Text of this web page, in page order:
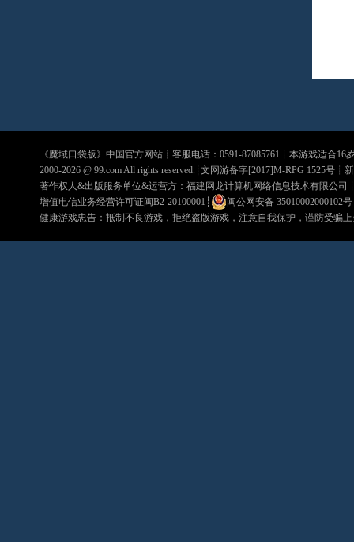
《魔域口袋版》中国官方网站┊客服电话：0591-87085761┊本游戏适合16
2000-2026 @ 99.comAll rights reserved.┊文网游备字[2017]M-RPG 1525号┊
著作权人&出版服务单位&运营方：福建网龙计算机网络信息技术有限公司
增值电信业务经营许可证闽B2-20100001 ┊ 闽公网安备 35010002000102号
健康游戏忠告：抵制不良游戏，拒绝盗版游戏，注意自我保护，谨防受骗